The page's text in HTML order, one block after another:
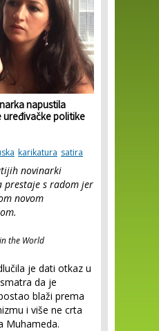
napustila
uređivačke politike
karikatura satira
novinarki
prestaje s radom jer
novom
the World
je dati otkaz u
da je
blaži prema
i više ne crta
Muhameda.